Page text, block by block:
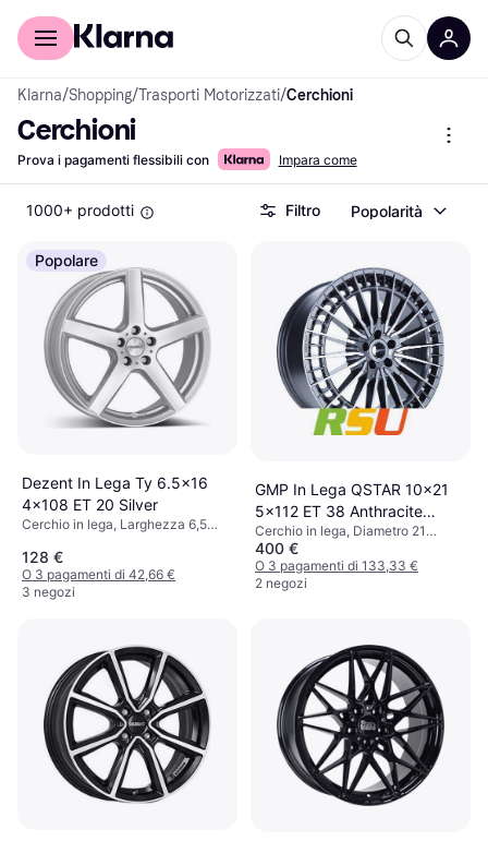
Per il tuo shopping
Klarna/Shopping/Trasporti Motorizzati/Cerchioni
Cerchioni
Prova i pagamenti flessibili con Impara come
1000+ prodotti Filtro Popolarità
Popolare
Dezent In Lega Ty 6.5x16
4x108 ET 20 Silver
Cerchio in lega, Larghezza 6,5
128 €
O 3 pagamenti di 42,66 €
3 negozi
GMP In Lega QSTAR 10x21
5x112 ET 38 Anthracite
Diamond
Cerchio in lega, Diametro 21
pollici, Grigio
400 €
O 3 pagamenti di 133,33 €
2 negozi